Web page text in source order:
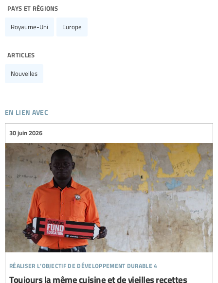
pays et régions
Royaume-Uni Europe
articles
Nouvelles
en lien avec
réaliser l’objectif de développement durable 4
30 juin 2026
Toujours la même cuisine et de vieilles recettes